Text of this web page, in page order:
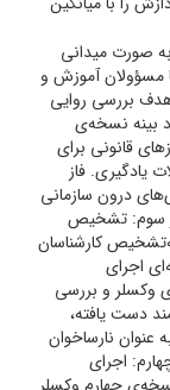
صورت میدانی
مسؤولان آموزش و
بررسی روایی
بینه نسخه‌ی
قانونی برای
یادگیری. فاز
درون سازمانی
سوم: تشخیص
کارشناسان
اجرای
وکسلر و بررسی
دست یافته،
نارساخوان
اجرای